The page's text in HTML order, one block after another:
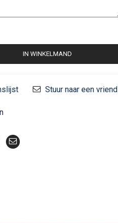
IN WINKELMAND
Stuur naar een vriend